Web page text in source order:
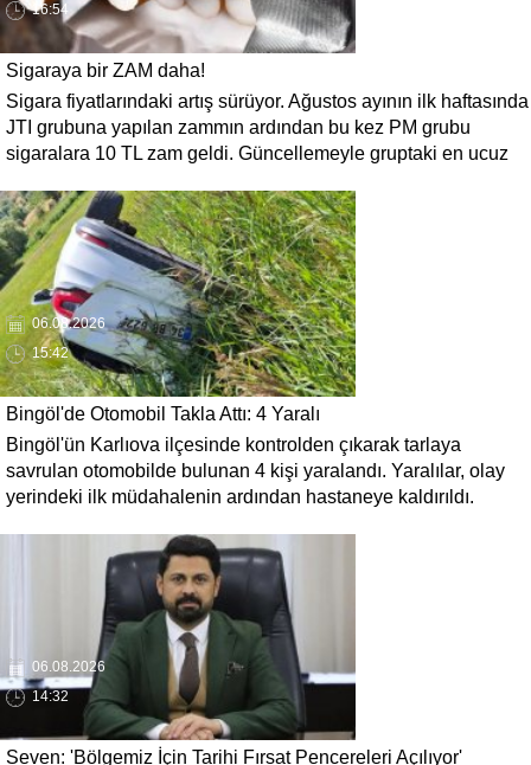
16:54
Sigaraya bir ZAM daha!
Sigara fiyatlarındaki artış sürüyor. Ağustos ayının ilk haftasında
JTI grubuna yapılan zammın ardından bu kez PM grubu
sigaralara 10 TL zam geldi. Güncellemeyle gruptaki en ucuz
06.08.2026
15:42
Bingöl'de Otomobil Takla Attı: 4 Yaralı
Bingöl'ün Karlıova ilçesinde kontrolden çıkarak tarlaya
savrulan otomobilde bulunan 4 kişi yaralandı. Yaralılar, olay
yerindeki ilk müdahalenin ardından hastaneye kaldırıldı.
06.08.2026
14:32
Seven: 'Bölgemiz İçin Tarihi Fırsat Pencereleri Açılıyor'